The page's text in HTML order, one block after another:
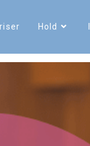
Hold
20.30